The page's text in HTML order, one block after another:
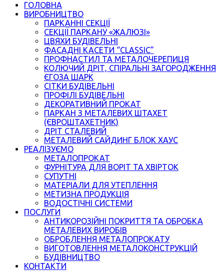
ГОЛОВНА
ВИРОБНИЦТВО
ПАРКАННІ СЕКЦІЇ
СЕКЦІЇ ПАРКАНУ «ЖАЛЮЗІ»
ЦВЯХИ БУДІВЕЛЬНІ
ФАСАДНІ КАСЕТИ “CLASSIC”
ПРОФНАСТИЛ ТА МЕТАЛОЧЕРЕПИЦЯ
КОЛЮЧИЙ ДРІТ, СПІРАЛЬНІ ЗАГОРОДЖЕННЯ
ЄГОЗА ШАРК
СІТКИ БУДІВЕЛЬНІ
ПРОФІЛІ БУДІВЕЛЬНІ
ДЕКОРАТИВНИЙ ПРОКАТ
ПАРКАН З МЕТАЛЕВИХ ШТАХЕТ
(ЄВРОШТАХЕТНИК)
ДРІТ СТАЛЕВИЙ
МЕТАЛЕВИЙ САЙДИНГ БЛОК ХАУС
РЕАЛІЗУЄМО
МЕТАЛОПРОКАТ
ФУРНІТУРА ДЛЯ ВОРІТ ТА ХВІРТОК
СУПУТНІ
МАТЕРІАЛИ ДЛЯ УТЕПЛЕННЯ
МЕТИЗНА ПРОДУКЦІЯ
ВОДОСТІЧНІ СИСТЕМИ
ПОСЛУГИ
АНТИКОРОЗІЙНІ ПОКРИТТЯ ТА ОБРОБКА
МЕТАЛЕВИХ ВИРОБІВ
ОБРОБЛЕННЯ МЕТАЛОПРОКАТУ
ВИГОТОВЛЕННЯ МЕТАЛОКОНСТРУКЦІЙ
БУДІВНИЦТВО
КОНТАКТИ